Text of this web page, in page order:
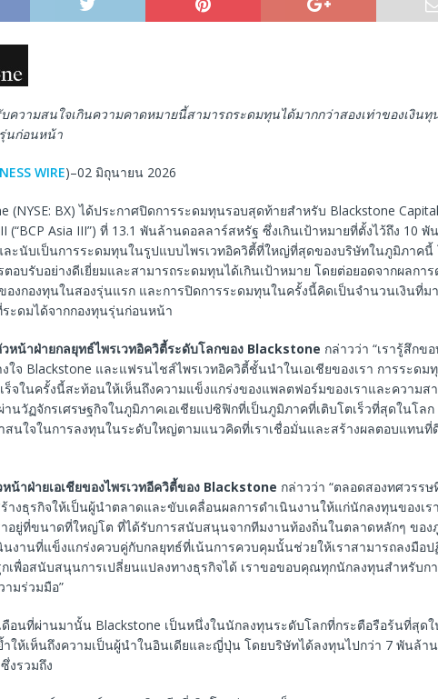
ความสนใจเกินความคาดหมายนี้สามารถระดมทุนได้มากกว่าสองเท่าของเงินทุ
นก่อนหน้า
WIRE)–02 มิถุนายน 2026
(NYSE: BX) ได้ประกาศปิดการระดมทุนรอบสุดท้ายสำหรับ Blackstone Capital
(“BCP Asia III”) ที่ 13.1 พันล้านดอลลาร์สหรัฐ ซึ่งเกินเป้าหมายที่ตั้งไว้ถึง 10 พั
ะนับเป็นการระดมทุนในรูปแบบไพรเวทอิควิตี้ที่ใหญ่ที่สุดของบริษัทในภูมิภาคนี้
ตอบรับอย่างดีเยี่ยมและสามารถระดมทุนได้เกินเป้าหมาย โดยต่อยอดจากผลกา
องกองทุนในสองรุ่นแรก และการปิดการระดมทุนในครั้งนี้คิดเป็นจำนวนเงินที่ม
ระดมได้จากกองทุนรุ่นก่อนหน้า
หน้าฝ่ายกลยุทธ์ไพรเวทอิควิตี้ระดับโลกของBlackstone กล่าวว่า “เรารู้สึก
งใจ Blackstone และแฟรนไชส์ไพรเวทอิควิตี้ชั้นนำในเอเชียของเรา การระดม
ร็จในครั้งนี้สะท้อนให้เห็นถึงความแข็งแกร่งของแพลตฟอร์มของเราและความส
านวัฏจักรเศรษฐกิจในภูมิภาคเอเชียแปซิฟิกที่เป็นภูมิภาคที่เติบโตเร็วที่สุดในโล
สนใจในการลงทุนในระดับใหญ่ตามแนวคิดที่เราเชื่อมั่นและสร้างผลตอบแทนที่
น้าฝ่ายเอเชียของไพรเวทอีควิตี้ของBlackstone กล่าวว่า “ตลอดสองทศวรร
างธุรกิจให้เป็นผู้นำตลาดและขับเคลื่อนผลการดำเนินงานให้แก่นักลงทุนของเร
าอยู่ที่ขนาดที่ใหญ่โต ที่ได้รับการสนับสนุนจากทีมงานท้องถิ่นในตลาดหลักๆ ของ
นงานที่แข็งแกร่งควบคู่กับกลยุทธ์ที่เน้นการควบคุมนั้นช่วยให้เราสามารถลงมือ
กเพื่อสนับสนุนการเปลี่ยนแปลงทางธุรกิจได้ เราขอขอบคุณทุกนักลงทุนสำหรับก
มร่วมมือ”
ดือนที่ผ่านมานั้น Blackstone เป็นหนึ่งในนักลงทุนระดับโลกที่กระตือรือร้นที่สุด
ให้เห็นถึงความเป็นผู้นำในอินเดียและญี่ปุ่น โดยบริษัทได้ลงทุนไปกว่า 7 พันล้า
งรวมถึง